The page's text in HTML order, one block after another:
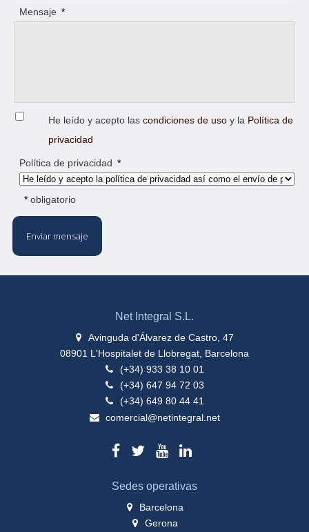
Mensaje *
He leído y acepto lascondiciones de uso y la Política de
privacidad
Política de privacidad *
* obligatorio
Enviar mensaje
Net Integral S.L.
Avinguda d'Álvarez de Castro, 47
08901 L'Hospitalet de Llobregat, Barcelona
(+34) 933 38 10 01
(+34) 647 94 72 03
(+34) 649 80 44 41
comercial@netintegral.net
Sedes operativas
Barcelona
Gerona